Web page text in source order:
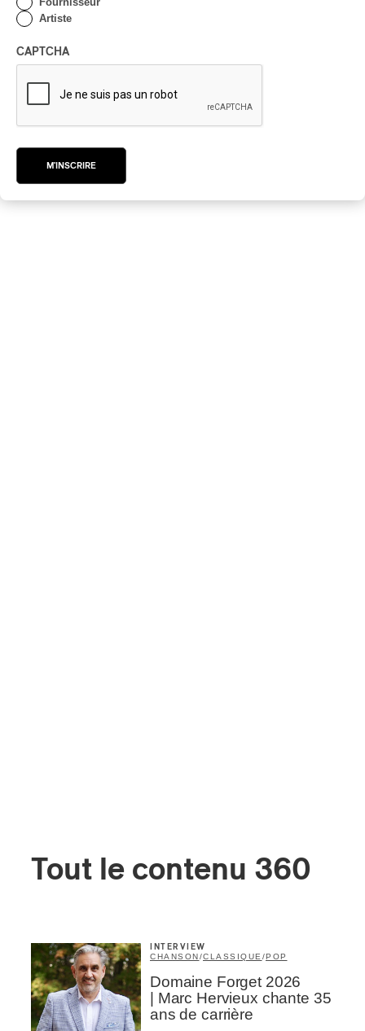
rock/ sludge/ stoner-rock
RENSEIGNEMENTS SUPPLÉMENTAIRES
Francos de Montréal le 10 juin
Photo : courtoisie de Gros Mené
Tout le contenu 360
INTERVIEW
CHANSON/CLASSIQUE /POP
Domaine Forget 2026
| Marc Hervieux chante 35
ans de carrière
Artiste
CAPTCHA
M'INSCRIRE